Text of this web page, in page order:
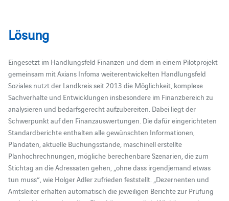
Lösung
Eingesetzt im Handlungsfeld Finanzen und dem in einem Pilotprojekt
gemeinsam mit Axians Infoma weiterentwickelten Handlungsfeld
Soziales nutzt der Landkreis seit 2013 die Möglichkeit, komplexe
Sachverhalte und Entwicklungen insbesondere im Finanzbereich zu
analysieren und bedarfsgerecht aufzubereiten. Dabei liegt der
Schwerpunkt auf den Finanzauswertungen. Die dafür eingerichteten
Standardberichte enthalten alle gewünschten Informationen,
Plandaten, aktuelle Buchungsstände, maschinell erstellte
Planhochrechnungen, mögliche berechenbare Szenarien, die zum
Stichtag an die Adressaten gehen, „ohne dass irgendjemand etwas
tun muss“, wie Holger Adler zufrieden feststellt. „Dezernenten und
Amtsleiter erhalten automatisch die jeweiligen Berichte zur Prüfung